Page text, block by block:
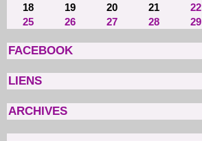
18
19 20 21 22
25
26 27 28 29
FACEBOOK
LIENS
ARCHIVES